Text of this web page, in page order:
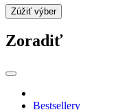
Zúžiť výber
Zoradiť
Bestsellery